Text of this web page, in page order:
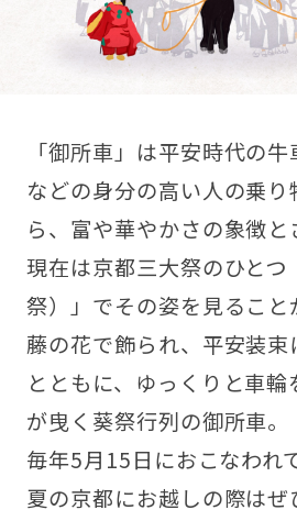
「御所車」は平安時代の
などの身分の高い人の乗
ら、富や華やかさの象徴と
現在は京都三大祭のひとつ
祭）」でその姿を見ること
藤の花で飾られ、平安装束
とともに、ゆっくりと車
が曳く葵祭行列の御所車。
毎年5月15日におこなわれ
夏の京都にお越しの際はぜ